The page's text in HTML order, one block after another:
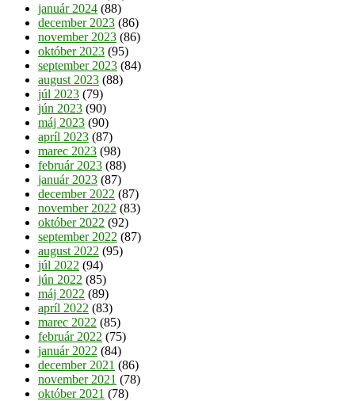
január 2024 (88)
december 2023 (86)
november 2023 (86)
október 2023 (95)
september 2023 (84)
august 2023 (88)
júl 2023 (79)
jún 2023 (90)
máj 2023 (90)
apríl 2023 (87)
marec 2023 (98)
február 2023 (88)
január 2023 (87)
december 2022 (87)
november 2022 (83)
október 2022 (92)
september 2022 (87)
august 2022 (95)
júl 2022 (94)
jún 2022 (85)
máj 2022 (89)
apríl 2022 (83)
marec 2022 (85)
február 2022 (75)
január 2022 (84)
december 2021 (86)
november 2021 (78)
október 2021 (78)